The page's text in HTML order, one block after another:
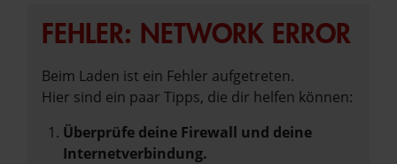
FEHLER: NETWORK ERROR
Beim Laden ist ein Fehler aufgetreten.
Hier sind ein paar Tipps, die dir helfen können:
Überprüfe deine Firewall und deine
Internetverbindung.